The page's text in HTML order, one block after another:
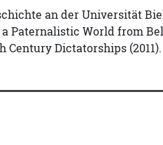
an der Universität
Paternalistic World from
Dictatorships (2011).